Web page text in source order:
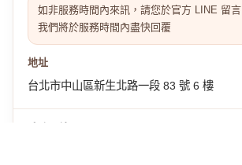
如非服務時間內來訊，請您於官方 LINE 留言
我們將於服務時間內盡快回覆
地址
台北市中山區新生北路一段 83 號 6 樓